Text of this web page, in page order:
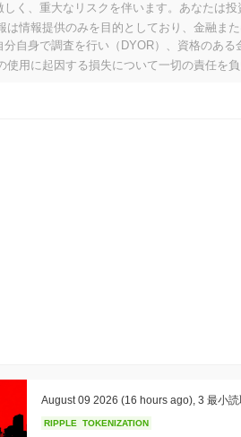
号市場と比較してどのようなパフ
上昇し、0.28%の上昇を記録した全体の暗号
格アクションにおける一時的な遅れを示し
く、重大なリスクを伴います。あなたは
は情報提供のみを目的としており、金融ま
自身で調査を行い（DYOR）、資格のある
使用に起因する損失について一切の責任を負
August 09 2026 (16 hours ago) 3 最小読
RIPPLE TOKENIZATION